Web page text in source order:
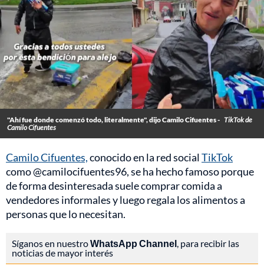
"Ahí fue donde comenzó todo, literalmente", dijo Camilo Cifuentes - TikTok de
Camilo Cifuentes
Camilo Cifuentes,conocido en la red socialTikTok
como @camilocifuentes96, se ha hecho famoso porque
de forma desinteresada suele comprar comida a
vendedores informales y luego regala los alimentos a
personas que lo necesitan.
Síganos en nuestroWhatsApp Channel, para recibir las
noticias de mayor interés